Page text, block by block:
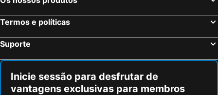
Termos e políticas
Suporte
Inicie sessão para desfrutar de
vantagens exclusivas para membros